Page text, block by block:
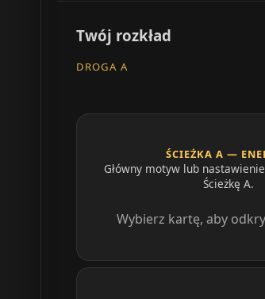
Twój rozkład
DROGA A
ŚCIEŻKA A —
Główny motyw lub
Ścieżkę A.
Wybierz kartę, aby